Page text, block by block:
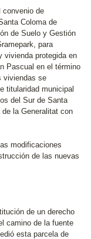
convenio de
Coloma de
de Suelo y Gestión
para
vivienda protegida en
Pascual en el término
viviendas se
titularidad municipal
del Sur de Santa
la Generalitat con
modificaciones
de las nuevas
de un derecho
camino de la fuente
esta parcela de